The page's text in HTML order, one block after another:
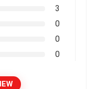
3
0
0
0